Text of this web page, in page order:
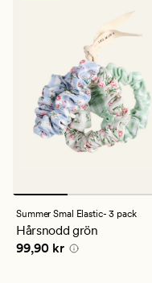
Summer Smal Elastic- 3 pack
Hårsnodd grön
Pris 99,90 kr
99,90 kr